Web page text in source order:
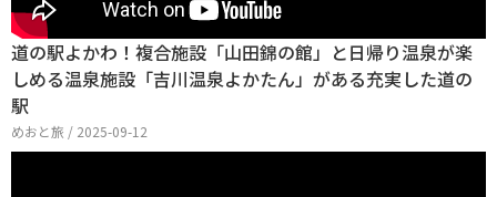
道の駅よかわ！複合施設「山田錦の館」と日帰り温泉が楽
しめる温泉施設「吉川温泉よかたん」がある充実した道の
駅
めおと旅 / 2025-09-12